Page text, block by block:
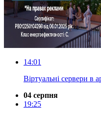
14:01
Віртуальні сервери в
04 серпня
19:25